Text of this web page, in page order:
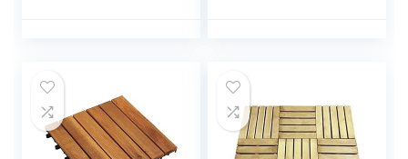
elijk duurzaam 38 x
38 cm, set: 35
tegels 5 m2,
lichtgrijs